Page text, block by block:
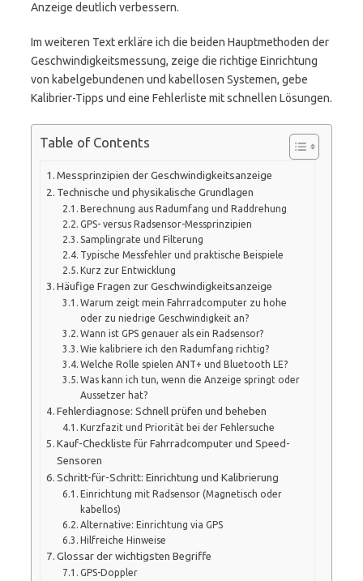
Anzeige deutlich verbessern.
Im weiteren Text erkläre ich die beiden Hauptmethoden der
Geschwindigkeitsmessung, zeige die richtige Einrichtung
von kabelgebundenen und kabellosen Systemen, gebe
Kalibrier-Tipps und eine Fehlerliste mit schnellen Lösungen.
Table of Contents
Messprinzipien der Geschwindigkeitsanzeige
Technische und physikalische Grundlagen
Berechnung aus Radumfang und Raddrehung
GPS- versus Radsensor-Messprinzipien
Samplingrate und Filterung
Typische Messfehler und praktische Beispiele
Kurz zur Entwicklung
Häufige Fragen zur Geschwindigkeitsanzeige
Warum zeigt mein Fahrradcomputer zu hohe
oder zu niedrige Geschwindigkeit an?
Wann ist GPS genauer als ein Radsensor?
Wie kalibriere ich den Radumfang richtig?
Welche Rolle spielen ANT+ und Bluetooth LE?
Was kann ich tun, wenn die Anzeige springt oder
Aussetzer hat?
Fehlerdiagnose: Schnell prüfen und beheben
Kurzfazit und Priorität bei der Fehlersuche
Kauf-Checkliste für Fahrradcomputer und Speed-
Sensoren
Schritt-für-Schritt: Einrichtung und Kalibrierung
Einrichtung mit Radsensor (Magnetisch oder
kabellos)
Alternative: Einrichtung via GPS
Hilfreiche Hinweise
Glossar der wichtigsten Begriffe
GPS-Doppler